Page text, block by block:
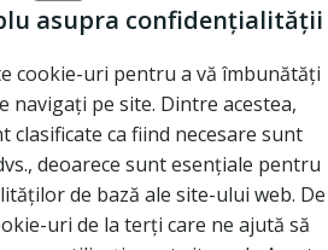
asupra confidențialității
cookie-uri pentru a vă îmbunătăți
navigați pe site. Dintre acestea,
clasificate ca fiind necesare sunt
deoarece sunt esențiale pentru
de bază ale site-ului web. De
uri de la terți care ne ajută să